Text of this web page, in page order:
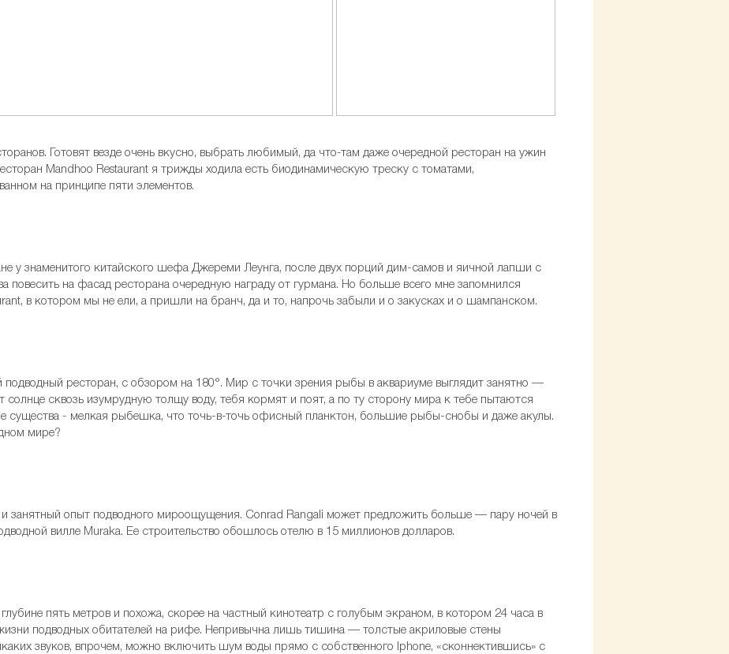
Готовят везде очень вкусно, выбрать любимый, да что-там даже очередной ресторан на ужин
Mandhoo Restaurant я трижды ходила есть биодинамическую треску с томатами,
на принципе пяти элементов.
у знаменитого китайского шефа Джереми Леунга, после двух порций дим-самов и яичной лапши с
повесить на фасад ресторана очередную награду от гурмана. Но больше всего мне запомнился
в котором мы не ели, а пришли на бранч, да и то, напрочь забыли и о закусках и о шампанском.
ресторан, с обзором на 180°. Мир с точки зрения рыбы в аквариуме выглядит занятно —
солнце сквозь изумрудную толщу воду, тебя кормят и поят, а по ту сторону мира к тебе пытаются
существа - мелкая рыбешка, что точь-в-точь офисный планктон, большие рыбы-снобы и даже акулы.
мире?
занятный опыт подводного мироощущения. Conrad Rangali может предложить больше — пару ночей в
вилле Muraka. Ее строительство обошлось отелю в 15 миллионов долларов.
глубине пять метров и похожа, скорее на частный кинотеатр с голубым экраном, в котором 24 часа в
подводных обитателей на рифе. Непривычна лишь тишина — толстые акриловые стены
звуков, впрочем, можно включить шум воды прямо c собственного Iphone, «сконнектившись» с